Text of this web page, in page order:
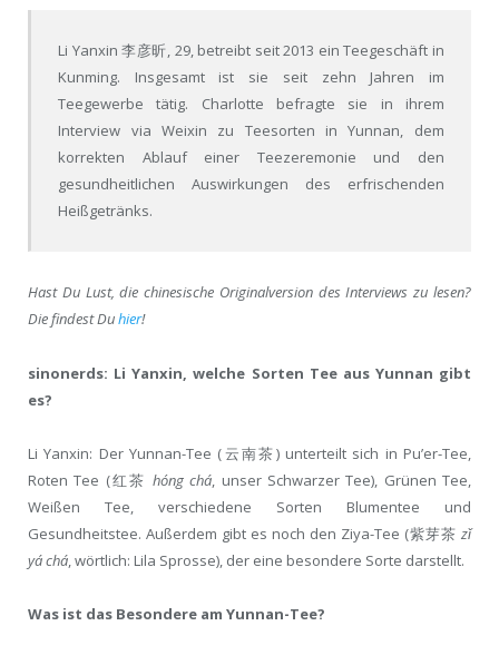
Li Yanxin 李彦昕, 29, betreibt seit 2013 ein Teegeschäft in
Kunming. Insgesamt ist sie seit zehn Jahren im
Teegewerbe tätig. Charlotte befragte sie in ihrem
Interview via Weixin zu Teesorten in Yunnan, dem
korrekten Ablauf einer Teezeremonie und den
gesundheitlichen Auswirkungen des erfrischenden
Heißgetränks.
Hast Du Lust, die chinesische Originalversion des Interviews zu lesen?
Die findest Duhier!
sinonerds: Li Yanxin, welche Sorten Tee aus Yunnan gibt
es?
Li Yanxin: Der Yunnan-Tee (云南茶) unterteilt sich in Pu’er-Tee,
Roten Tee (红茶 hóng chá, unser Schwarzer Tee), Grünen Tee,
Weißen Tee, verschiedene Sorten Blumentee und
Gesundheitstee. Außerdem gibt es noch den Ziya-Tee (紫芽茶 zǐ
yá chá, wörtlich: Lila Sprosse), der eine besondere Sorte darstellt.
Was ist das Besondere am Yunnan-Tee?